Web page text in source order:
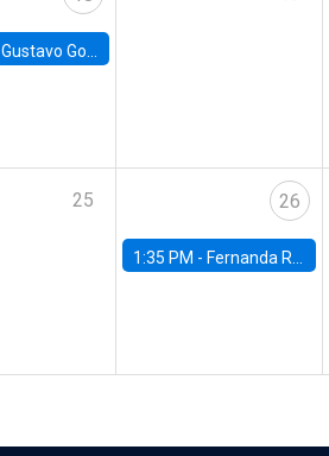
Gustavo González, Banco Central de Chile
25 26
1:35 PM - Fernanda Rojas Ampuero, University of Wisconsin-Madison